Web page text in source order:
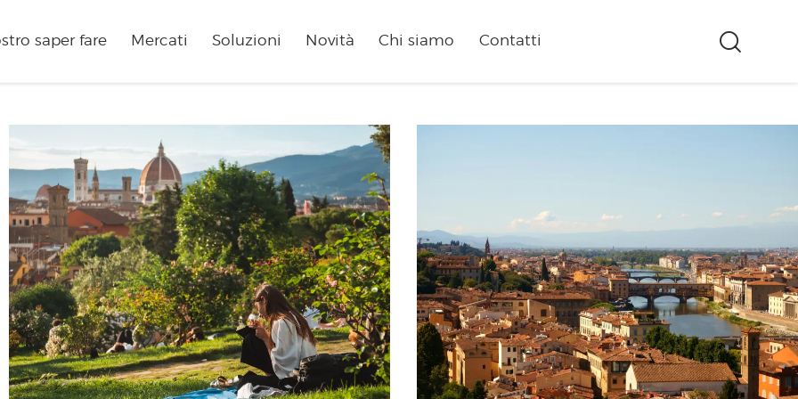
saper fare Mercati Soluzioni Novità Chi siamo Contatti